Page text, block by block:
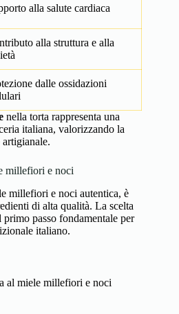
alla salute cardiaca
alla struttura e alla
dalle ossidazioni
nella torta rappresenta una
italiana, valorizzando la
artigianale.
millefiori e noci
millefiori e noci autentica, è
di alta qualità. La scelta
passo fondamentale per
italiano.
al miele millefiori e noci